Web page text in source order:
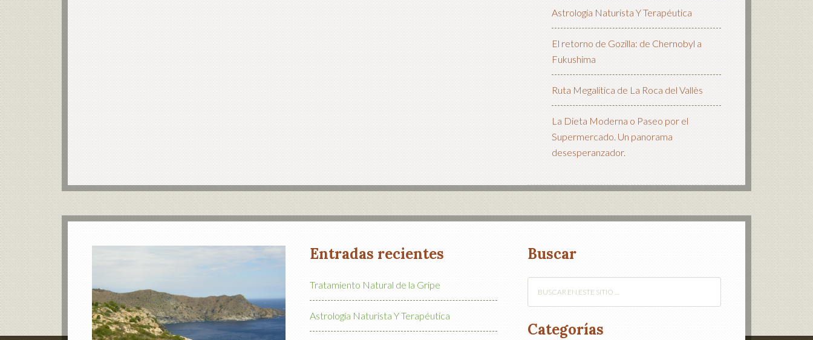
Astrología Naturista Y Terapéutica
El retorno de Gozilla: de Chernobyl a
Fukushima
Ruta Megalítica de La Roca del Vallès
La Dieta Moderna o Paseo por el
Supermercado. Un panorama
desesperanzador.
Entradas recientes
Tratamiento Natural de la Gripe
Astrología Naturista Y Terapéutica
Buscar
Categorías